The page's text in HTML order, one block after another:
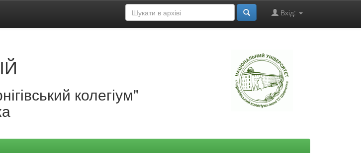
Вхід:
колегіум"